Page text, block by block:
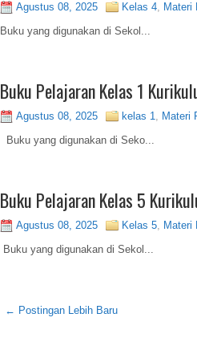
Agustus 08, 2025 Kelas 4, Materi
Buku yang digunakan di Sekol...
Buku Pelajaran Kelas 1
Agustus 08, 2025 kelas 1, Materi
Buku yang digunakan di Seko...
Buku Pelajaran Kelas 5
Agustus 08, 2025 Kelas 5, Materi
Buku yang digunakan di Sekol...
← Postingan Lebih Baru